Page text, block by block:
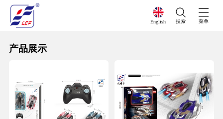
English 搜索 菜单
产品展示